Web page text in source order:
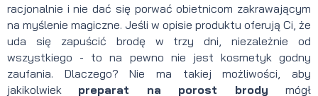
racjonalnie i nie dać się porwać obietnicom zakrawającym
na myślenie magiczne. Jeśli w opisie produktu oferują Ci, że
uda się zapuścić brodę w trzy dni, niezależnie od
wszystkiego - to na pewno nie jest kosmetyk godny
zaufania. Dlaczego? Nie ma takiej możliwości, aby
jakikolwiek preparat na porost brodymógł